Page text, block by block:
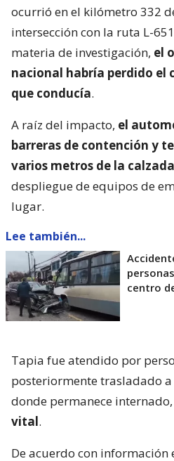
ocurrió en el kilómetro 332
intersección con la ruta L-
materia de investigación, el
nacional habría perdido el
que conducía.
A raíz del impacto, el
barreras de contención y
varios metros de la calzada
despliegue de equipos de
lugar.
Lee también...
centro
Tapia fue atendido por
posteriormente trasladado
donde permanece
vital.
De acuerdo con información